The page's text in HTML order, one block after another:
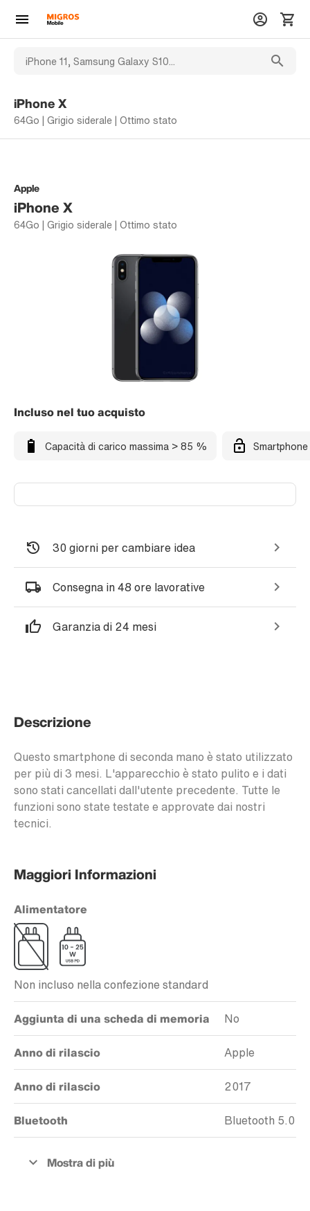
iPhone X
64Go | Grigio siderale | Ottimo stato
Apple
iPhone X
64Go | Grigio siderale | Ottimo stato
Incluso nel tuo acquisto
Capacità di carico massima > 85 %
30 giorni per cambiare idea
Consegna in 48 ore lavorative
Garanzia di 24 mesi
Descrizione
Questo smartphone di seconda mano è stato utilizzato
per più di 3 mesi. L'apparecchio è stato pulito e i dati
sono stati cancellati dall'utente precedente. Tutte le
funzioni sono state testate e approvate dai nostri
tecnici.
Maggiori Informazioni
Alimentatore
Non incluso nella confezione standard
Aggiunta di una scheda di memoria No
Anno di rilascio Apple
Anno di rilascio 2017
Bluetooth Bluetooth 5.0